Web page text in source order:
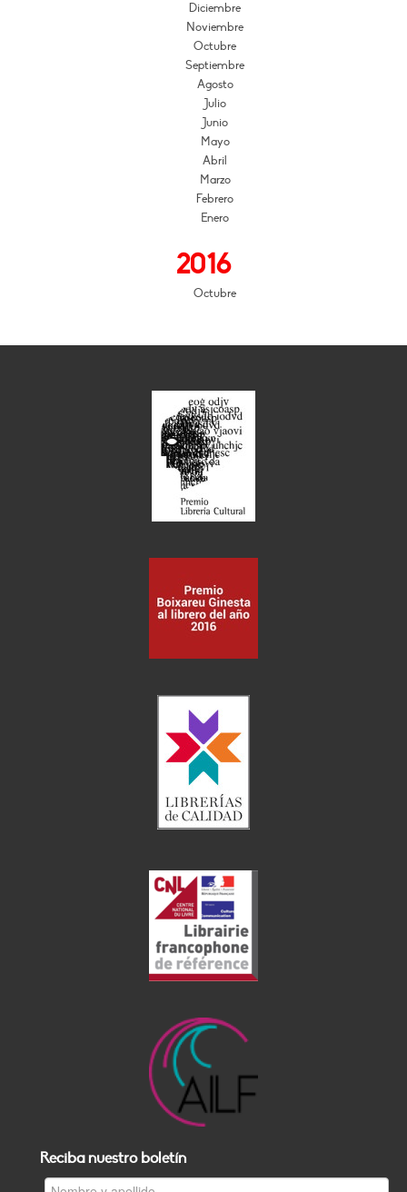
Diciembre
Noviembre
Octubre
Septiembre
Agosto
Julio
Junio
Mayo
Abril
Marzo
Febrero
Enero
2016
Octubre
Reciba nuestro boletín